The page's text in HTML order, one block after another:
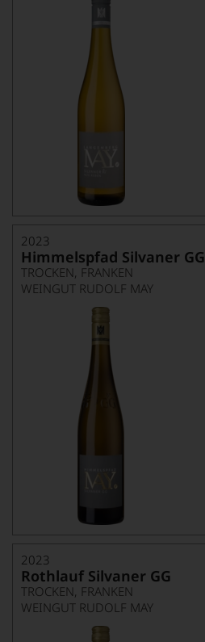
2023
Himmelspfad Silvaner GG
TROCKEN, FRANKEN
WEINGUT RUDOLF MAY
2023
Rothlauf Silvaner GG
TROCKEN, FRANKEN
WEINGUT RUDOLF MAY